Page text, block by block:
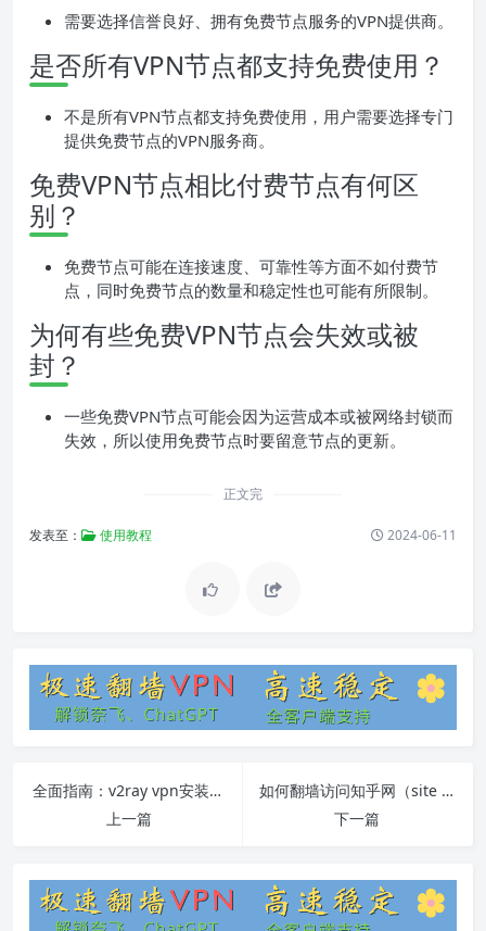
需要选择信誉良好、拥有免费节点服务的VPN提供商。
是否所有VPN节点都支持免费使用？
不是所有VPN节点都支持免费使用，用户需要选择专门
提供免费节点的VPN服务商。
免费VPN节点相比付费节点有何区
别？
免费节点可能在连接速度、可靠性等方面不如付费节
点，同时免费节点的数量和稳定性也可能有所限制。
为何有些免费VPN节点会失效或被
封？
一些免费VPN节点可能会因为运营成本或被网络封锁而
失效，所以使用免费节点时要留意节点的更新。
正文完
发表至： 使用教程 2024-06-11
全面指南：v2ray vpn安装、配置和使用教程
上一篇
如何翻墙访问知乎网（site zhihu.com）
下一篇